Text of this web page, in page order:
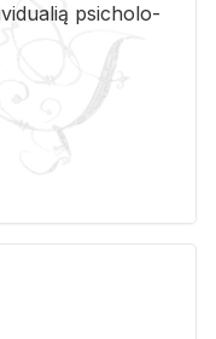
psi­cho­lo­